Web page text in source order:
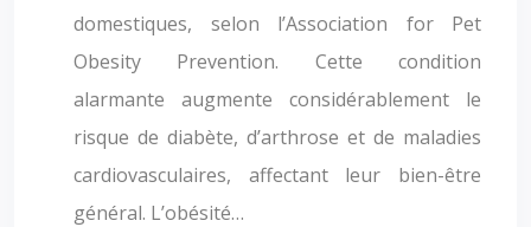
domestiques, selon l’Association for Pet
Obesity Prevention. Cette condition
alarmante augmente considérablement le
risque de diabète, d’arthrose et de maladies
cardiovasculaires, affectant leur bien-être
général. L’obésité…